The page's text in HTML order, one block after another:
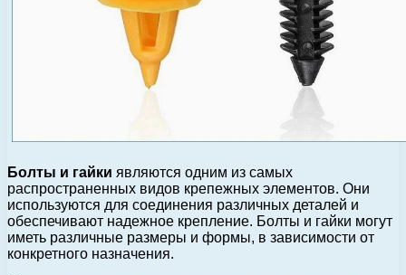
Болты и гайки являются одним из самых
распространенных видов крепежных элементов. Они
используются для соединения различных деталей и
обеспечивают надежное крепление. Болты и гайки могут
иметь различные размеры и формы, в зависимости от
конкретного назначения.